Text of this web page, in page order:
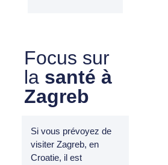
Focus sur
la santé à
Zagreb
Si vous prévoyez de
visiter Zagreb, en
Croatie, il est